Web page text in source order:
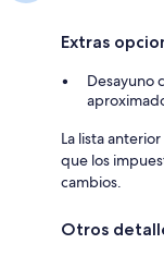
Extras
Desayuno
La lista
que los
cambios.
Otros